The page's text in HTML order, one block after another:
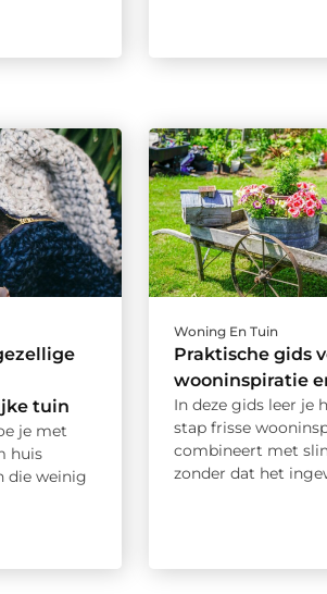
tuin
je met
huis
die weinig
Woning En Tuin
Praktische gids
wooninspiratie
In deze gids leer je
stap frisse
combineert met
zonder dat het